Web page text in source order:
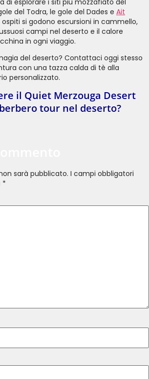
del Todra, le gole del Dades e Ait
ospiti si godono escursioni in cammello,
campi nel deserto e il calore
in ogni viaggio.
con una tazza calda di tè alla
personalizzato.
il Quiet Merzouga Desert
tour nel deserto?
sarà pubblicato. I campi obbligatori
*